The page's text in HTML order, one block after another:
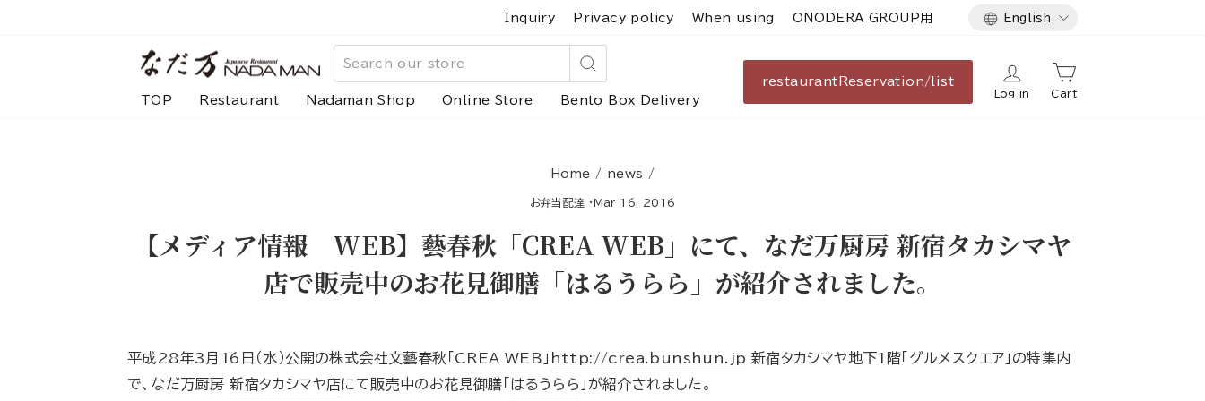
Inquiry Privacy policy When using ONODERA GROUP用 Language
English
Search
TOP Restaurant Nadaman Shop Online Store Bento Box Delivery
restaurant Reservation/list
Log in Cart
Home / news /
お弁当配達 ·Mar 16, 2016
【メディア情報 WEB】藝春秋「CREA WEB」にて、なだ万厨房 新宿タカシマヤ
店で販売中のお花見御膳「はるうらら」が紹介されました。
平成28年3月16日（水）公開の株式会社文藝春秋「CREA WEB」 http://crea.bunshun.jp 新宿タカシマヤ地下1階「グルメスクエア」の特集内
で、なだ万厨房新宿タカシマヤ店にて販売中のお花見御膳「 はるうらら 」が紹介されました。